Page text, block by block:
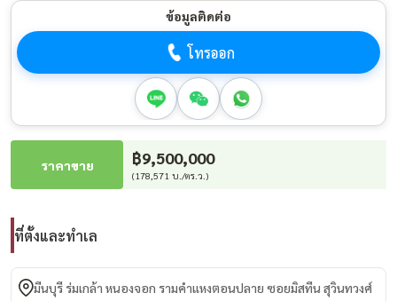
ข้อมูลติดต่อ
โทรออก
ราคาขาย ฿9,500,000
(178,571 บ./ตร.ว.)
ที่ตั้งและทำเล
มีนบุรี ร่มเกล้า หนองจอก รามคำแหงตอนปลาย ซอยมิสทีน สุวินทวงศ์